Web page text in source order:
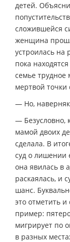
детей.
сложившейся
женщина
устроилась на
пока
семье трудное
мертвой точки
— Но,
— Безусловно,
мамой двоих
сделала. В
суд о лишении
она явилась в
раскаялась, и
шанс.
это отметить и
пример:
мигрирует по
в разных